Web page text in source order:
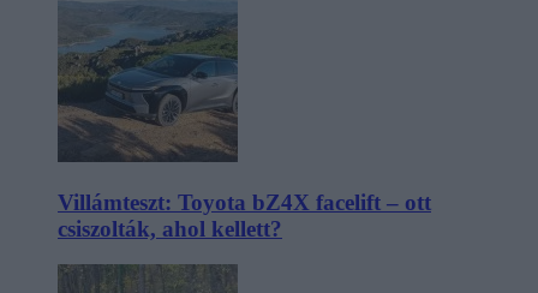
Villámteszt: Toyota bZ4X facelift – ott
csiszolták, ahol kellett?